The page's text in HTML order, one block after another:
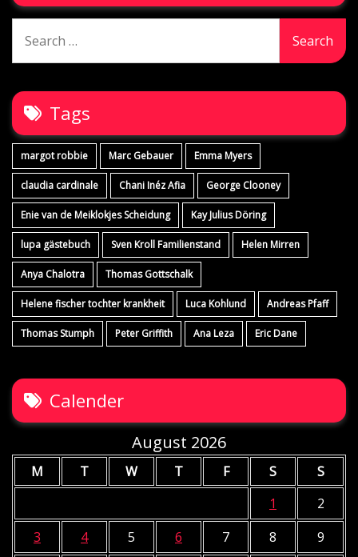
for:
Tags
margot robbie Marc Gebauer Emma Myers
claudia cardinale Chani Inéz Afia George Clooney
Enie van de Meiklokjes Scheidung Kay Julius Döring
lupa gästebuch Sven Kroll Familienstand Helen Mirren
Anya Chalotra Thomas Gottschalk
Helene fischer tochter krankheit Luca Kohlund Andreas Pfaff
Thomas Stumph Peter Griffith Ana Leza Eric Dane
Calender
August 2026
M T W T F S
S
1
2
3
4 5 6 7 8 9